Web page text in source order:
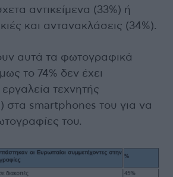
αντικείμενα (33%) ή
και αντανακλάσεις (34%).
αυτά τα φωτογραφικά
το 74% δεν έχει
τεχνητής
στα smartphones του για να
του.